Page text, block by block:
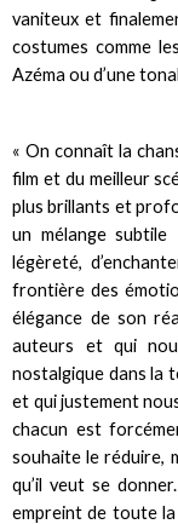
vaniteux et
costumes comme
Azéma ou d’une
« On connaît la
film et du meilleur
plus brillants et
un mélange
légèreté,
frontière des
élégance de son
auteurs et qui
nostalgique dans la
et qui justement
chacun est
souhaite le réduire,
qu’il veut se
empreint de toute